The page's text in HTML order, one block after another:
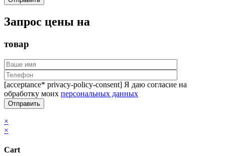
Запрос цены на
товар
[acceptance* privacy-policy-consent] Я даю согласие на
обработку моих персональных данных
×
×
Cart